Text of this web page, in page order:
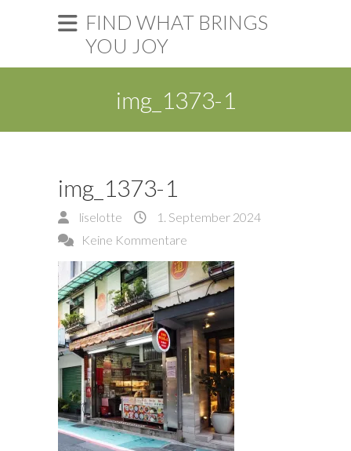
FIND WHAT BRINGS
YOU JOY
img_1373-1
img_1373-1
liselotte
1. September 2024
Keine Kommentare